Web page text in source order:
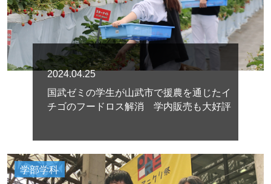
2024.04.25
国武ゼミの学生が山武市で援農を通じたイ
チゴのフードロス解消 学内販売も大好評
学部学科